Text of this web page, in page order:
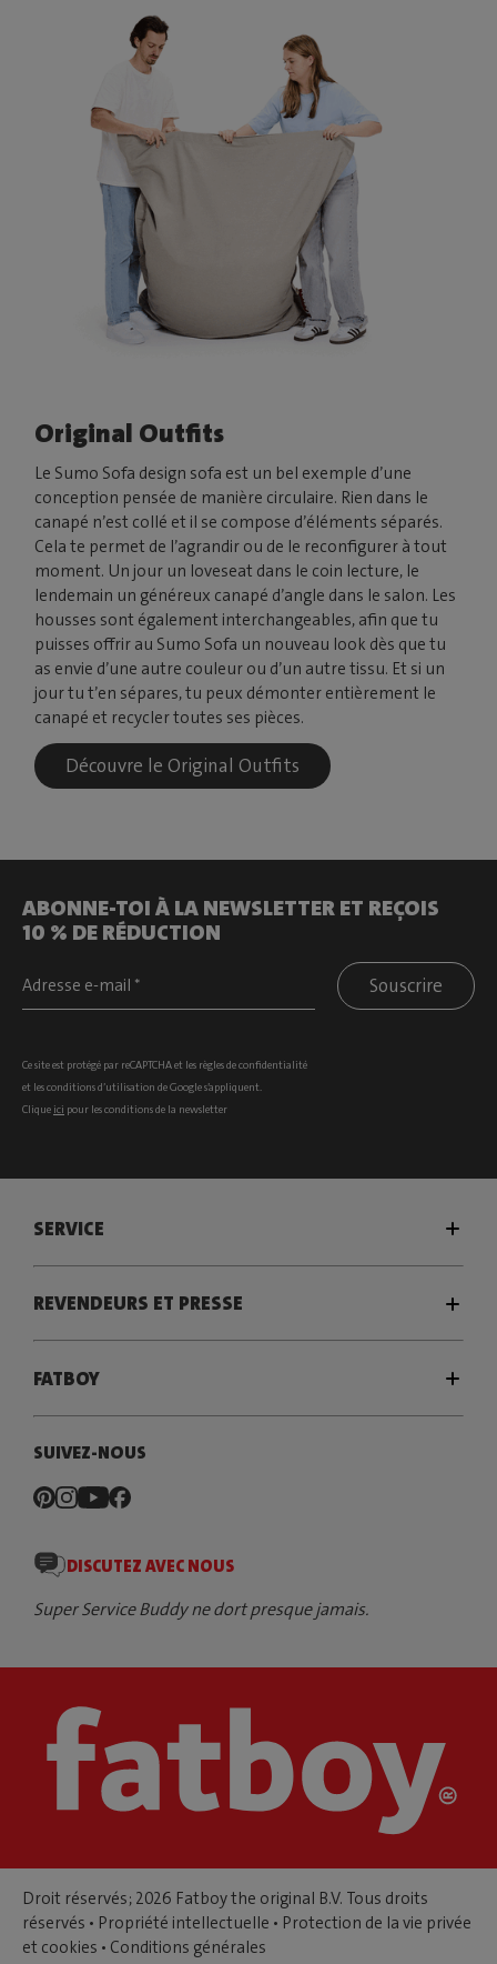
Original Outfits
Le Sumo Sofa design sofa est un bel exemple d’une
conception pensée de manière circulaire. Rien dans le
canapé n’est collé et il se compose d’éléments séparés.
Cela te permet de l’agrandir ou de le reconfigurer à tout
moment. Un jour un loveseat dans le coin lecture, le
lendemain un généreux canapé d’angle dans le salon. Les
housses sont également interchangeables, afin que tu
puisses offrir au Sumo Sofa un nouveau look dès que tu
as envie d’une autre couleur ou d’un autre tissu. Et si un
jour tu t’en sépares, tu peux démonter entièrement le
canapé et recycler toutes ses pièces.
Découvre le Original Outfits
ABONNE-TOI À LA NEWSLETTER ET REÇOIS
10 % DE RÉDUCTION
Souscrire
Ce site est protégé par reCAPTCHA et les règles de confidentialité
et lesconditions d’utilisation de Google s’appliquent.
Clique ici pour les conditions de la newsletter
SERVICE
REVENDEURS ET PRESSE
FATBOY
SUIVEZ-NOUS
DISCUTEZ AVEC NOUS
Super Service Buddy ne dort presque jamais.
Droit réservés; 2026 Fatboy the original B.V. Tous droits
réservés • Propriété intellectuelle • Protection de la vie privée
et cookies • Conditions générales